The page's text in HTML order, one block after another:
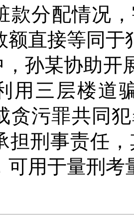
款分配情况
额直接等同于
，孙某协助开
用三层楼道
贪污罪共同
担刑事责任
可用于量刑